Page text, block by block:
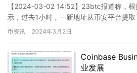
【2024-03-02 14:52】23btc报道称，
示，过去1小时，一新地址从币安平台提
ARKM。
币资讯 2024年3月2日
Coinbase
业发展